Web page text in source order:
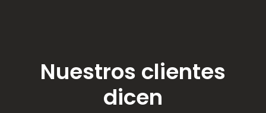
Nuestros clientes
dicen